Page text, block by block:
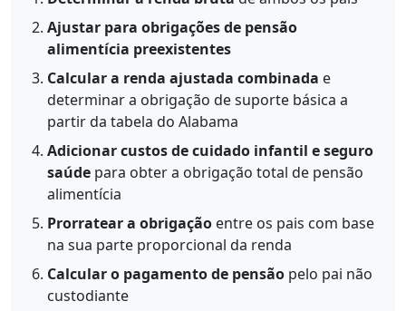
Ajustar para obrigações de pensão
alimentícia preexistentes
Calcular a renda ajustada combinada e
determinar a obrigação de suporte básica a
partir da tabela do Alabama
Adicionar custos de cuidado infantil e seguro
saúde para obter a obrigação total de pensão
alimentícia
Prorratear a obrigação entre os pais com base
na sua parte proporcional da renda
Calcular o pagamento de pensão pelo pai não
custodiante